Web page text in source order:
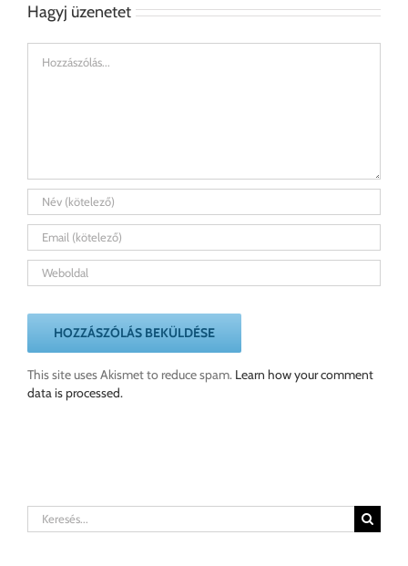
Hagyj üzenetet
This site uses Akismet to reduce spam. Learn how your comment
data is processed.
Keresés...